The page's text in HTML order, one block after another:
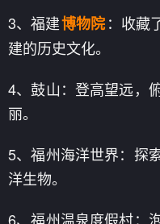
3、福建博物院：收藏
建的历史文化。
4、鼓山：登高望远，
丽。
5、福州海洋世界：探
洋生物。
6、福州温泉度假村：